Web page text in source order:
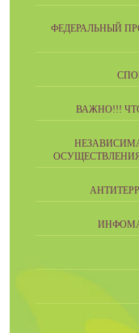
ФЕДЕРАЛЬНЫЙ
ВАЖНО!!!